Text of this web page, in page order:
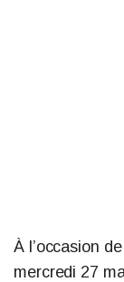
À l’occasion
mercredi 27